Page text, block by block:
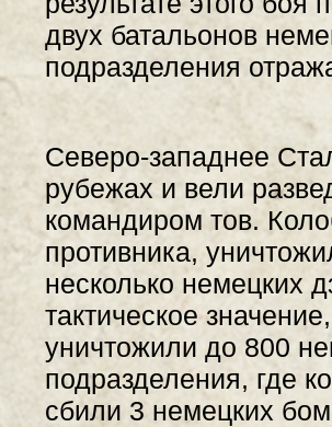
двух батальонов
подразделения
Северо-западнее
рубежах и вели
командиром тов.
противника,
несколько немецких
тактическое
уничтожили до 800
подразделения, где
сбили 3 немецких